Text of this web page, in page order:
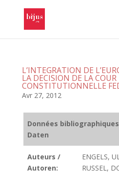
L’INTEGRATION DE
LA DECISION DE LA COUR
CONSTITUTIONNELLE
Avr 27, 2012
Données
Daten
Auteurs /
Autoren:
ENGELS,
RUSSEL,